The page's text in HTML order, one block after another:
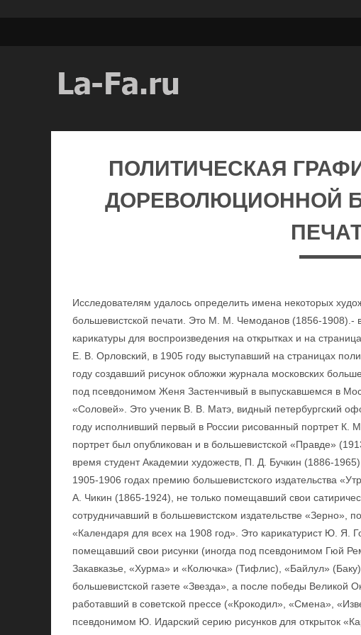
ПОЛИТИЧЕСКАЯ
ДОРЕВОЛЮЦИОННОЙ
Исследователям удалось определить имена некоторых
большевистской печати. Это М. М. Чемоданов (1856-1908).-
карикатуры для воспроизведения на открытках и на
Е. В. Орловский, в 1905 году выступавший на страницах
году создавший рисунок обложки журнала московских
под псевдонимом Женя Застенчивый в выпускавшемся в
«Соловей». Это ученик В. В. Матэ, видный петербургский
году исполнивший первый в России рисованный портрет К.
портрет был опубликован и в большевистской «Правде»
время студент Академии художеств, П. Д. Бучкин (1886-
1905-1906 годах премию большевистского издательства
А. Чикин (1865-1924), не только помещавший свои
сотрудничавший в большевистском издательстве «Зерно»,
«Календаря для всех на 1908 год». Это карикатурист Ю. Я.
помещавший свои рисунки (иногда под псевдонимом Гюй
Закавказье, «Хурма» и «Колючка» (Тифлис), «Байлул»
большевистской газете «Звезда», а после победы Великой
работавший в советской прессе («Крокодил», «Смена»,
псевдонимом Ю. Идарский серию рисунков для открыток